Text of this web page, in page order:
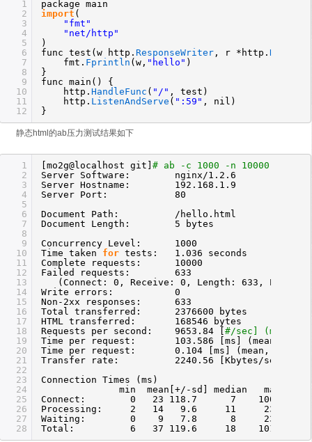
1
2
3
4
5
6
7
8
9
10
11
12
package main
import (
"fmt"
"net/http"
)
func test(w http. ResponseWriter , r *http. Request
fmt. Fprintln (w, "hello" )
}
func main() {
http. HandleFunc ( "/" , test)
http. ListenAndServe ( ":59" , nil)
}
静态html的ab压力测试结果如下
1
2
3
4
5
6
7
8
9
10
11
12
13
14
15
16
17
18
19
20
21
22
23
24
25
26
27
28
[mo2g@localhost git] # ab -c 1000 -n 10000
Server Software: nginx /1 .2.6
Server Hostname: 192.168.1.9
Server Port: 80
Document Path:
/hello .html
Document Length: 5 bytes
Concurrency Level: 1000
Time taken for tests: 1.036 seconds
Complete requests: 10000
Failed requests: 633
(Connect: 0, Receive: 0, Length: 633,
Write errors: 0
Non-2xx responses: 633
Total transferred: 2376600 bytes
HTML transferred: 168546 bytes
Requests per second: 9653.84 [#/sec] (mean)
Time per request: 103.586 [ms] (mean)
Time per request: 0.104 [ms] (mean, across
Transfer rate: 2240.56 [Kbytes /sec
Connection Times (ms)
min mean[+/-sd ] median max
Connect: 0 23 118.7 7 1005
Processing: 2 14 9.6 11 234
Waiting: 0 9 7.8 8 230
Total: 6 37 119.6 18 1016